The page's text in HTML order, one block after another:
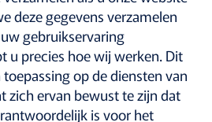
deze gegevens verzamelen
gebruikservaring
u precies hoe wij werken. Dit
op de diensten van
zich ervan bewust te zijn dat
is voor het